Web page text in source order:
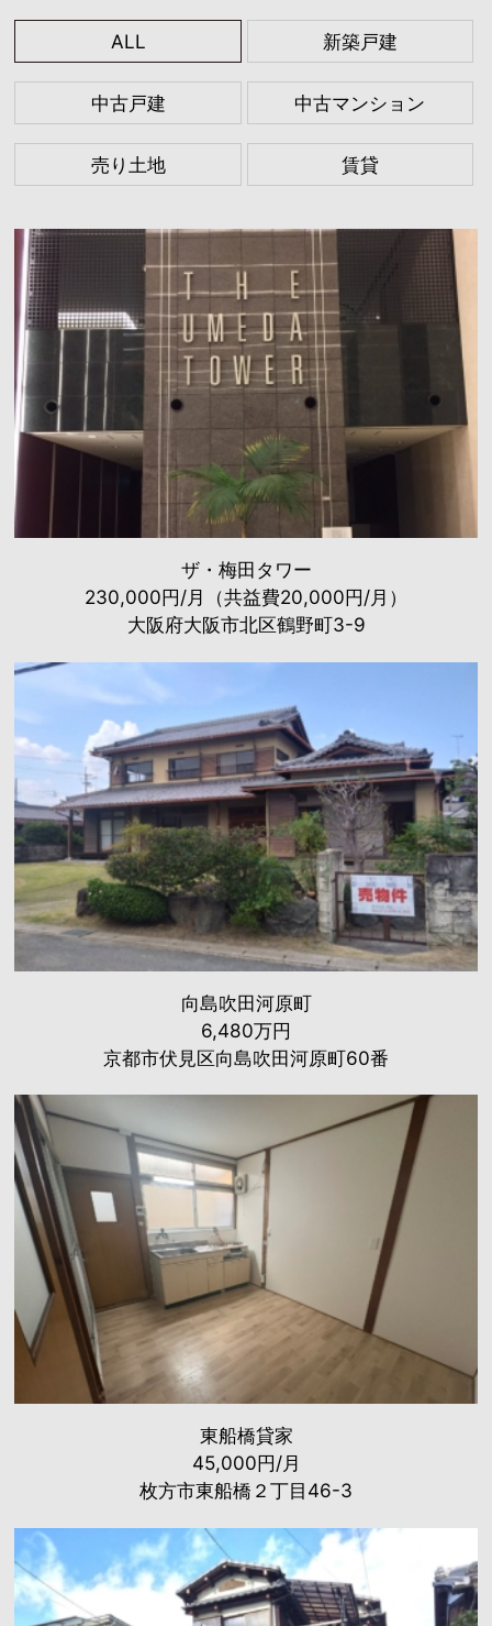
ALL 新築戸建
中古戸建 中古マンション
売り土地 賃貸
ザ・梅田タワー
230,000円/月（共益費20,000円/月）
大阪府大阪市北区鶴野町3-9
向島吹田河原町
6,480万円
京都市伏見区向島吹田河原町60番
東船橋貸家
45,000円/月
枚方市東船橋２丁目46-3